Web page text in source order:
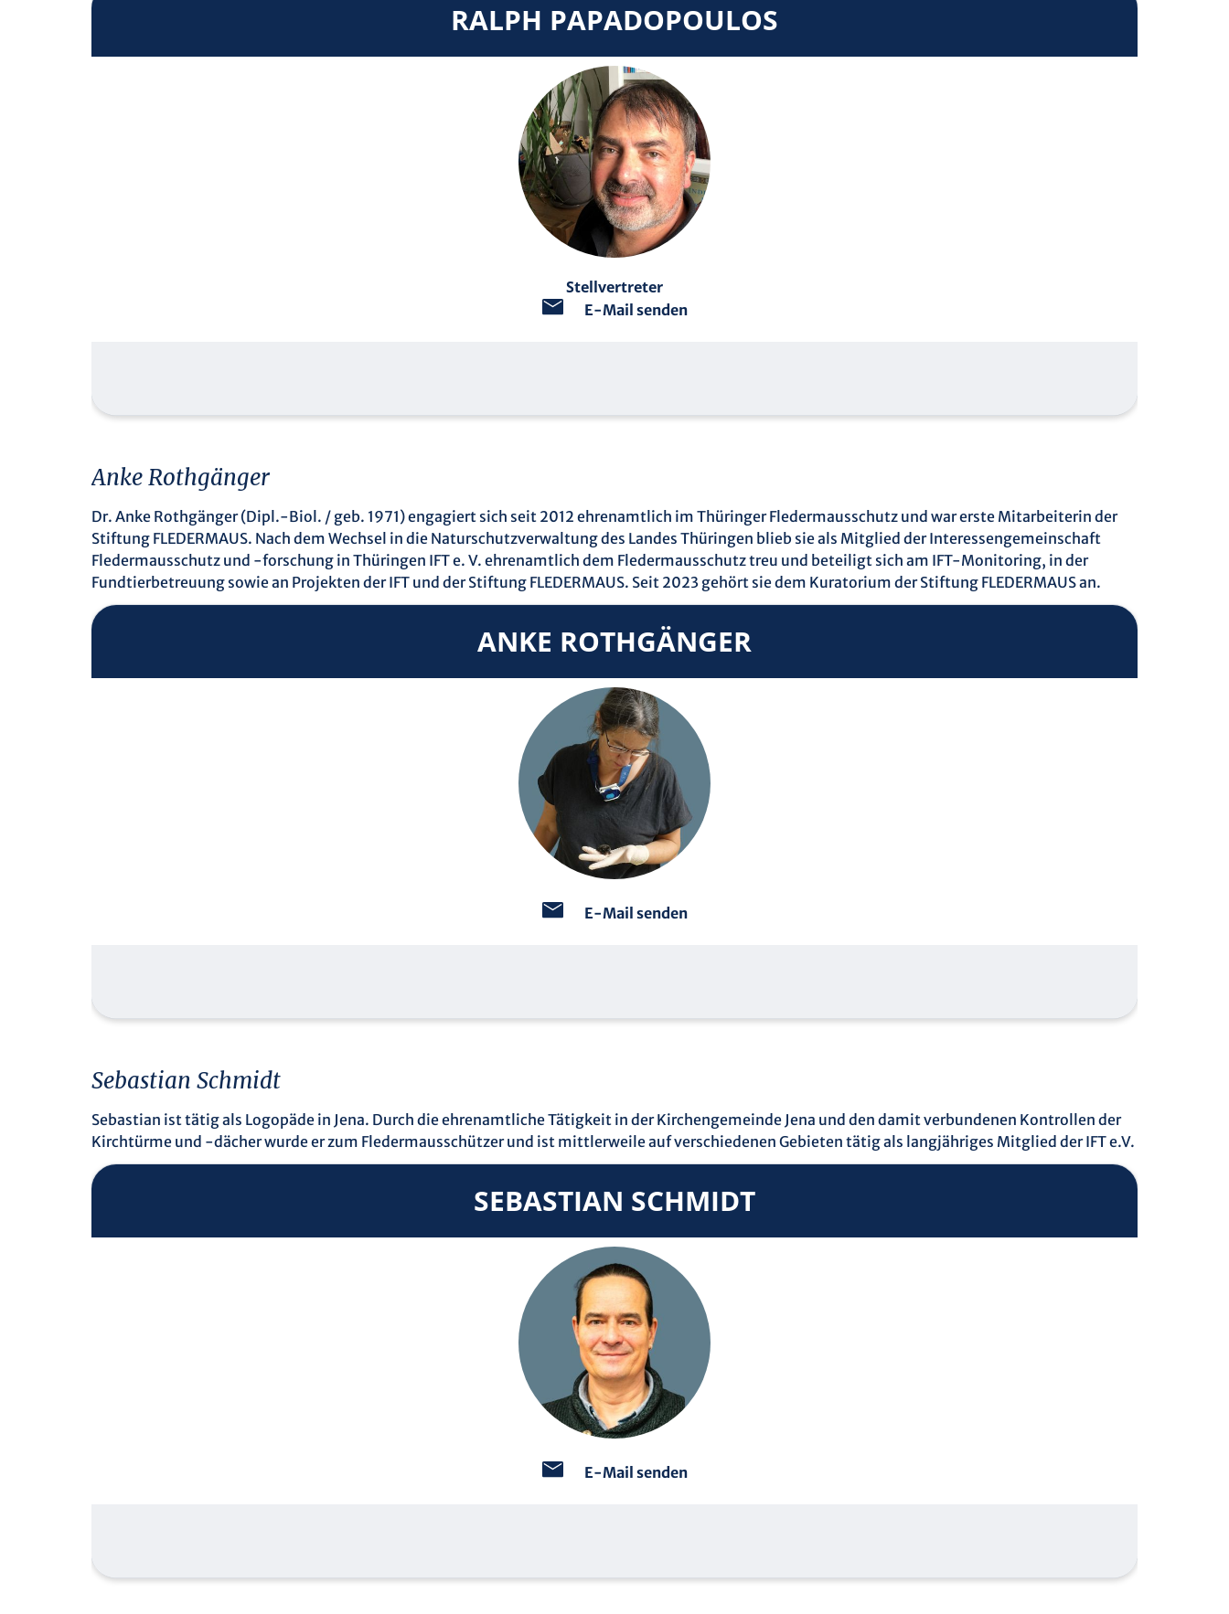
RALPH PAPADOPOULOS
Stellvertreter
E-Mail senden
ANKE ROTHGÄNGER
E-Mail senden
Anke Rothgänger
Dr. Anke Rothgänger (Dipl.-Biol. / geb. 1971) engagiert sich seit 2012 ehrenamtlich im Thüringer Fledermausschutz und war erste Mitarbeiterin der
Stiftung FLEDERMAUS. Nach dem Wechsel in die Naturschutzverwaltung des Landes Thüringen blieb sie als Mitglied der Interessengemeinschaft
Fledermausschutz und -forschung in Thüringen IFT e. V. ehrenamtlich dem Fledermausschutz treu und beteiligt sich am IFT-Monitoring, in der
Fundtierbetreuung sowie an Projekten der IFT und der Stiftung FLEDERMAUS. Seit 2023 gehört sie dem Kuratorium der Stiftung FLEDERMAUS an.
Sebastian Schmidt
Sebastian ist tätig als Logopäde in Jena. Durch die ehrenamtliche Tätigkeit in der Kirchengemeinde Jena und den damit verbundenen Kontrollen der
Kirchtürme und -dächer wurde er zum Fledermausschützer und ist mittlerweile auf verschiedenen Gebieten tätig als langjähriges Mitglied der IFT e.V.
SEBASTIAN SCHMIDT
E-Mail senden